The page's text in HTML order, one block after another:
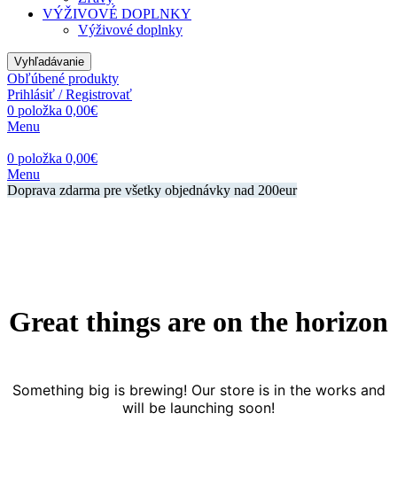
VÝŽIVOVÉ DOPLNKY
Výživové doplnky
Vyhľadávanie
Obľúbené produkty
Prihlásiť / Registrovať
0 položka 0,00€
Menu
0 položka 0,00€
Menu
Doprava zdarma pre všetky objednávky nad 200eur
Great things are on the horizon
Something big is brewing! Our store is in the works and
will be launching soon!